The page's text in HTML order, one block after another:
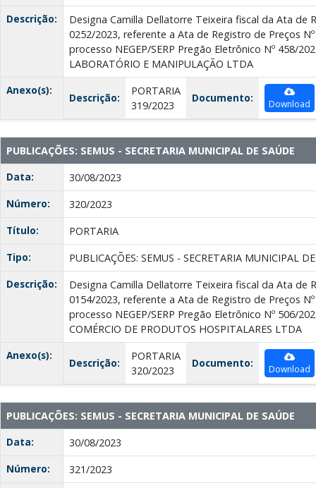
Descrição:
Designa Camilla Dellatorre Teixeira fiscal da Ata de
0252/2023, referente a Ata de Registro de Preços
processo NEGEP/SERP Pregão Eletrônico Nº 458/
LABORATÓRIO E MANIPULAÇÃO LTDA
Anexo(s):
Descrição:
PORTARIA
319/2023
Documento: Download
PUBLICAÇÕES: SEMUS - SECRETARIA MUNICIPAL DE SAÚDE
Data:
30/08/2023
Número:
320/2023
Título:
PORTARIA
Tipo:
PUBLICAÇÕES: SEMUS - SECRETARIA MUNICIPAL
Descrição:
Designa Camilla Dellatorre Teixeira fiscal da Ata de
0154/2023, referente a Ata de Registro de Preços
processo NEGEP/SERP Pregão Eletrônico Nº 506/
COMÉRCIO DE PRODUTOS HOSPITALARES LTDA
Anexo(s):
Descrição:
PORTARIA
320/2023
Documento: Download
PUBLICAÇÕES: SEMUS - SECRETARIA MUNICIPAL DE SAÚDE
Data:
30/08/2023
Número:
321/2023